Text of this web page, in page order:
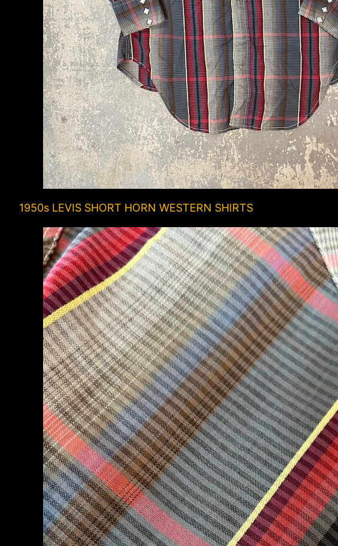
1950s LEVIS SHORT HORN WESTERN SHIRTS